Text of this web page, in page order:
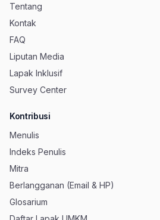
Tentang
Kontak
FAQ
Liputan Media
Lapak Inklusif
Survey Center
Kontribusi
Menulis
Indeks Penulis
Mitra
Berlangganan (Email & HP)
Glosarium